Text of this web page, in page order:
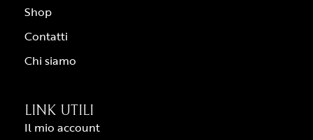
Shop
Contatti
Chi siamo
LINK UTILI
Il mio account